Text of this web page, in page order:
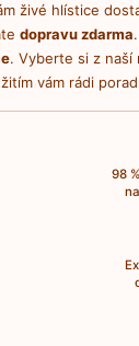
živé hlístice
dopravu zdarma
. Vyberte si z naší
vám rádi
98